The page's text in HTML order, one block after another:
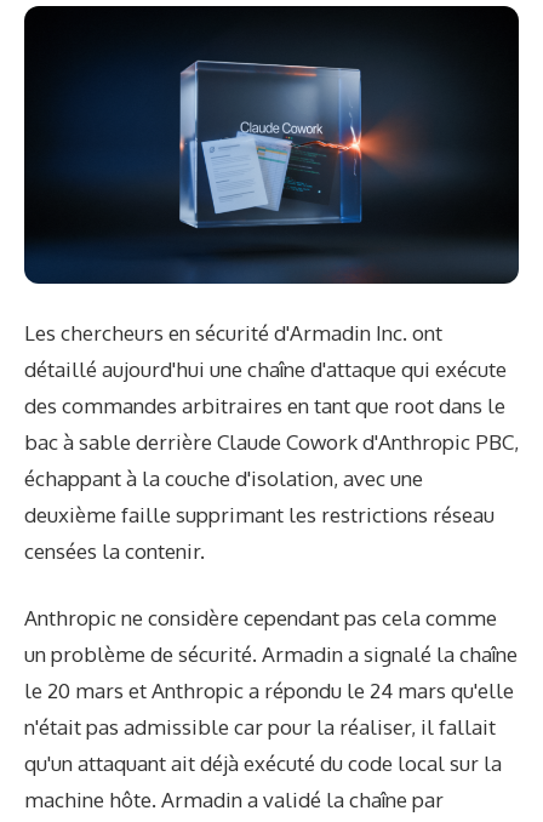
Les chercheurs en sécurité d'Armadin Inc. ont
détaillé aujourd'hui une chaîne d'attaque qui exécute
des commandes arbitraires en tant que root dans le
bac à sable derrière Claude Cowork d'Anthropic PBC,
échappant à la couche d'isolation, avec une
deuxième faille supprimant les restrictions réseau
censées la contenir.
Anthropic ne considère cependant pas cela comme
un problème de sécurité. Armadin a signalé la chaîne
le 20 mars et Anthropic a répondu le 24 mars qu'elle
n'était pas admissible car pour la réaliser, il fallait
qu'un attaquant ait déjà exécuté du code local sur la
machine hôte. Armadin a validé la chaîne par